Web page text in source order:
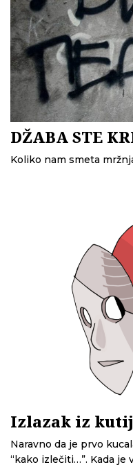
DŽABA STE
Koliko nam smeta
Izlazak iz
Naravno da je prvo
“kako izlečiti…”. Kada je